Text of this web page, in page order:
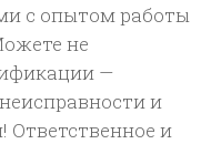
с опытом работы
не
—
и
Ответственное и